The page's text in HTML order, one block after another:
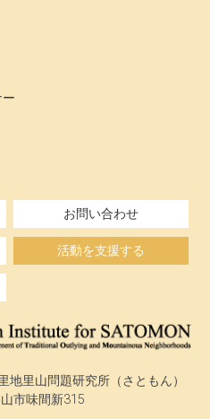
お問い合わせ
活動を支援する
里山問題研究所（さともん）
市味間新315